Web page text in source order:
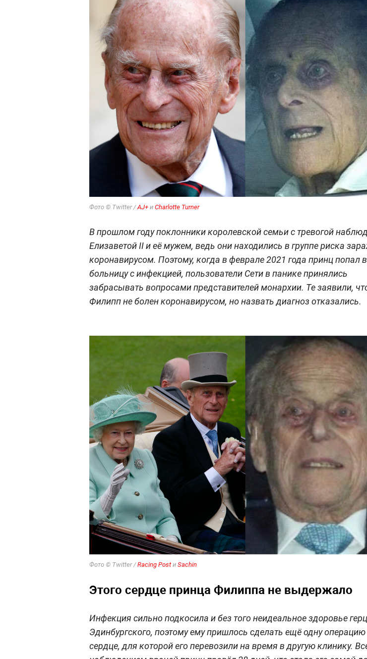
Фото © Twitter /AJ+ и Charlotte Turner
В прошлом году поклонники королевской семьи с тревогой
Елизаветой II и её мужем, ведь они находились в группе риска
коронавирусом. Поэтому, когда в феврале 2021 года принц попал в
больницу с инфекцией, пользователи Сети в панике принялись
забрасывать вопросами представителей монархии. Те заявили,
Филипп не болен коронавирусом, но назвать диагноз отказались.
Фото © Twitter /Racing Postи Sachin
Этого сердце принца Филиппа не выдержало
Инфекция сильно подкосила и без того неидеальное здоровье
Эдинбургского, поэтому ему пришлось сделать ещё одну операцию
сердце, для которой его перевозили на время в другую клинику.